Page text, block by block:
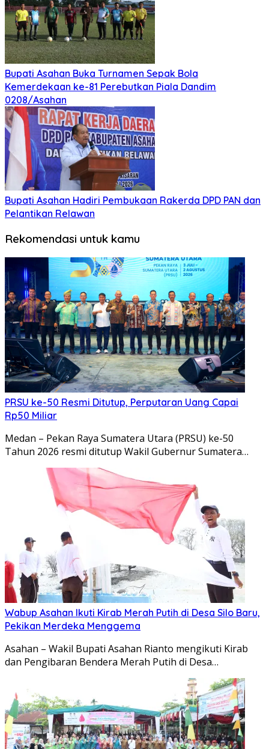
Bupati Asahan Buka Turnamen Sepak Bola
Kemerdekaan ke-81 Perebutkan Piala Dandim
0208/Asahan
Bupati Asahan Hadiri Pembukaan Rakerda DPD PAN dan
Pelantikan Relawan
Rekomendasi untuk kamu
PRSU ke-50 Resmi Ditutup, Perputaran Uang Capai
Rp50 Miliar
Medan – Pekan Raya Sumatera Utara (PRSU) ke-50
Tahun 2026 resmi ditutup Wakil Gubernur Sumatera…
Wabup Asahan Ikuti Kirab Merah Putih di Desa Silo Baru,
Pekikan Merdeka Menggema
Asahan – Wakil Bupati Asahan Rianto mengikuti Kirab
dan Pengibaran Bendera Merah Putih di Desa…